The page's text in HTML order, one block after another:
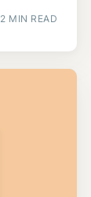
2 MIN READ